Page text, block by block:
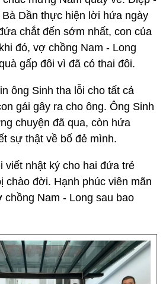
Bà Dần thực hiện lời hứa ngày
chắt đến sớm nhất, con của
đó, vợ chồng Nam - Long
gấp đôi vì đã có thai đôi.
ông Sinh tha lỗi cho tất cả
gái gây ra cho ông. Ông Sinh
chuyện đã qua, còn hứa
sự thật về bố đẻ mình.
viết nhật ký cho hai đứa trẻ
chào đời. Hạnh phúc viên mãn
Nam - Long sau bao